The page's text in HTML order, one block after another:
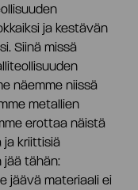
ja kestävän
Siinä missä
näemme niissä
metallien
erottaa näistä
ja kriittisiä
jää tähän:
jäävä materiaali ei